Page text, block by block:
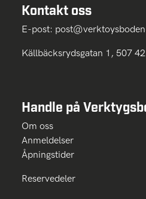
Kontakt oss
E-post:
Källbäcksrydsgatan 1, 507
Handle på
Om oss
Anmeldelser
Åpningstider
Reservedeler